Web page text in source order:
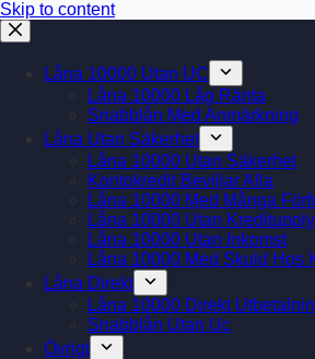
Skip to content
Låna 10000 Utan UC
Låna 10000 Låg Ränta
Snabblån Med Anmärkning
Låna Utan Säkerhet
Låna 10000 Utan Säkerhet
Kontokredit Beviljar Alla
Låna 10000 Med Många
Låna 10000 Utan
Låna 10000 Utan Inkomst
Låna 10000 Med Skuld Hos
Låna Direkt
Låna 10000 Direkt
Snabblån Utan Uc
Övrigt